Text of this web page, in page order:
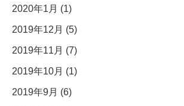
2020年1月 (1)
2019年12月 (5)
2019年11月 (7)
2019年10月 (1)
2019年9月 (6)